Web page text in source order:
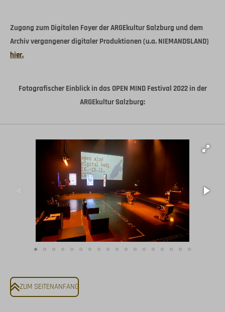
Zugang zum Digitalen Foyer der ARGEkultur Salzburg und dem
Archiv vergangener digitaler Produktionen (u.a. NIEMANDSLAND)
hier.
Fotografischer Einblick in das OPEN MIND Festival 2022 in der
ARGEkultur Salzburg:
ZUM SEITENANFANG